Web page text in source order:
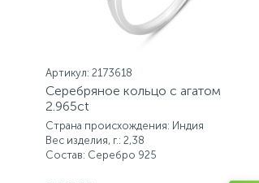
Артикул: 2173618
Серебряное кольцо с агатом
2.965ct
Страна происхождения: Индия
Вес изделия, г.: 2,38
Состав: Серебро 925